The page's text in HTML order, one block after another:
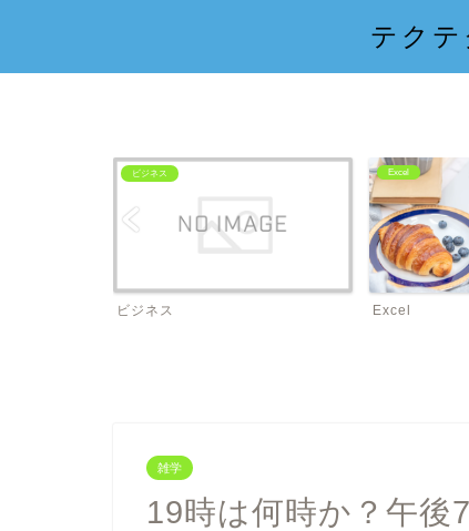
テク
ビジネス
ビジネス
Excel
Excel
雑学
19時は何時か？午後